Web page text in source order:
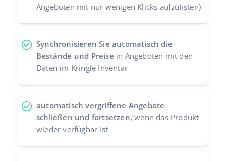
Angeboten mit nur wenigen Klicks aufzulisten)
Synchronisieren Sie automatisch die
Bestände und Preise in Angeboten mit den
Daten im Kringle Inventar
automatisch vergriffene Angebote
schließen und fortsetzen, wenn das Produkt
wieder verfügbar ist